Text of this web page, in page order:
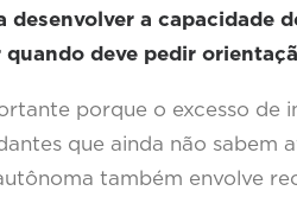
desenvolver a capacidade
deve pedir
porque o excesso de
que ainda não sabem
também envolve